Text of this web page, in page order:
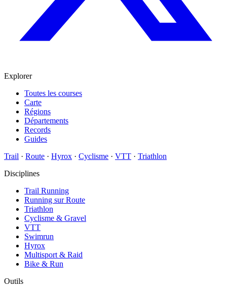
Explorer
Toutes les courses
Carte
Régions
Départements
Records
Guides
Trail · Route · Hyrox · Cyclisme · VTT · Triathlon
Disciplines
Trail Running
Running sur Route
Triathlon
Cyclisme & Gravel
VTT
Swimrun
Hyrox
Multisport & Raid
Bike & Run
Outils